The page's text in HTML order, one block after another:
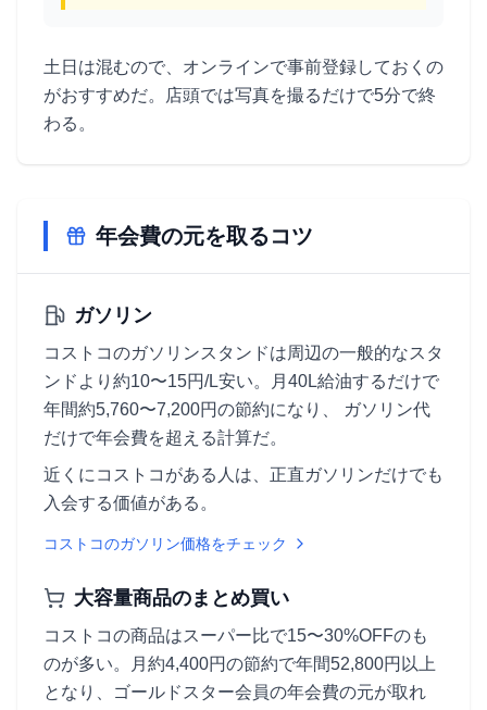
土日は混むので、オンラインで事前登録しておくの
がおすすめだ。店頭では写真を撮るだけで5分で終
わる。
年会費の元を取るコツ
ガソリン
コストコのガソリンスタンドは周辺の一般的なスタ
ンドより約10〜15円/L安い。月40L給油するだけで
年間約5,760〜7,200円の節約になり、 ガソリン代
だけで年会費を超える計算だ。
近くにコストコがある人は、正直ガソリンだけでも
入会する価値がある。
コストコのガソリン価格をチェック
大容量商品のまとめ買い
コストコの商品はスーパー比で15〜30%OFFのも
のが多い。月約4,400円の節約で年間52,800円以上
となり、ゴールドスター会員の年会費の元が取れ